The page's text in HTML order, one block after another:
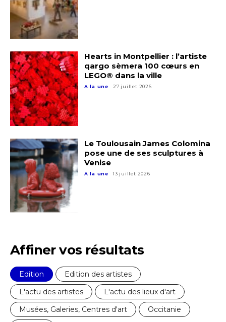
Hearts in Montpellier : l’artiste
qargo sèmera 100 cœurs en
LEGO® dans la ville
A la une 27 juillet 2026
Le Toulousain James Colomina
pose une de ses sculptures à
Venise
A la une 13 juillet 2026
Affiner vos résultats
Edition
Edition des artistes
L'actu des artistes
L'actu des lieux d'art
Musées, Galeries, Centres d'art
Occitanie